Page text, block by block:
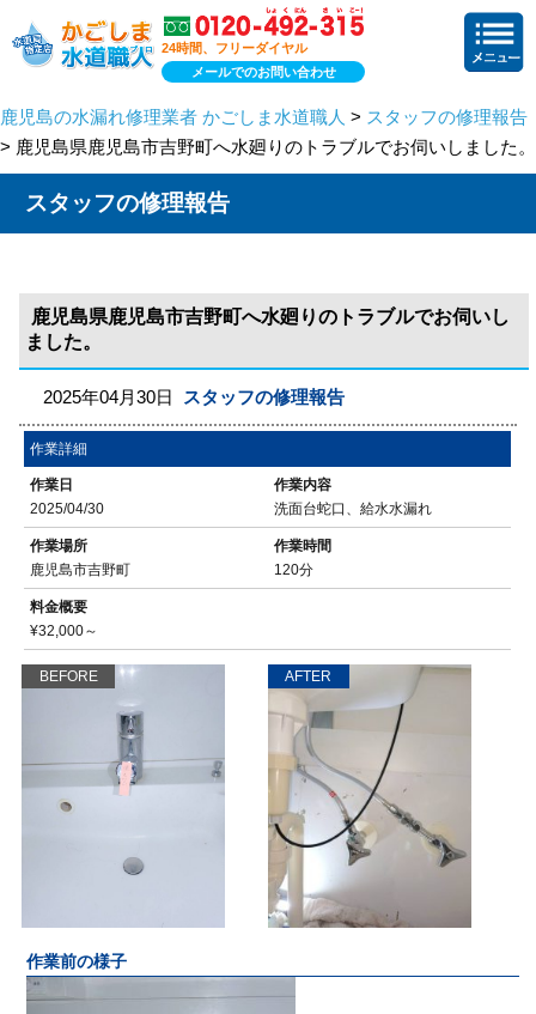
24時間、フリーダイヤル
メールでのお問い合わせ
鹿児島の水漏れ修理業者 かごしま水道職人 > スタッフの修理報告
> 鹿児島県鹿児島市吉野町へ水廻りのトラブルでお伺いしました。
スタッフの修理報告
鹿児島県鹿児島市吉野町へ水廻りのトラブルでお伺いし
ました。
2025年04月30日 スタッフの修理報告
作業詳細
作業日
2025/04/30
作業内容
洗面台蛇口、給水水漏れ
作業場所
鹿児島市吉野町
作業時間
120分
料金概要
¥32,000～
BEFORE AFTER
作業前の様子